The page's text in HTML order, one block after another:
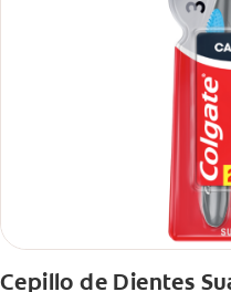
Cepillo de Dientes